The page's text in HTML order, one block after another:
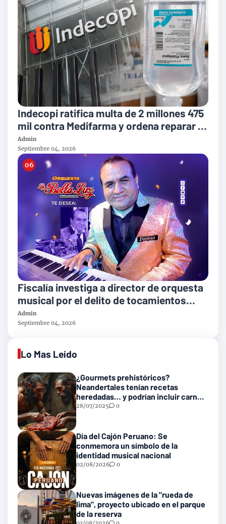
Indecopi ratifica multa de 2 millones 475
mil contra Medifarma y ordena reparar a
victimas del suero defectuoso
Admin
Septiembre 04, 2026
Fiscalía investiga a director de orquesta
musical por el delito de tocamientos
indebidos
Admin
Septiembre 04, 2026
Lo Mas Leído
¿Gourmets prehistóricos?
Neandertales tenían recetas
heredadas… y podrían incluir carne
con gusanos
28/07/2025 0
Día del Cajón Peruano: Se
conmemora un símbolo de la
identidad musical nacional
02/08/2026 0
Nuevas imágenes de la "rueda de
lima", proyecto ubicado en el parque
de la reserva